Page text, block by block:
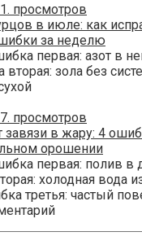
просмотров
в июле: как
за неделю
первая: азот в
зола без
просмотров
завязи в жару: 4
орошении
первая: полив в
холодная вода
третья: частый